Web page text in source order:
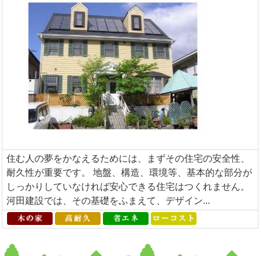
住む人の夢をかなえるためには、まずその住宅の安全性、
耐久性が重要です。 地盤、構造、環境等、基本的な部分が
しっかりしていなければ安心できる住宅はつくれません。
河田建設では、その基礎をふまえて、デザイン...